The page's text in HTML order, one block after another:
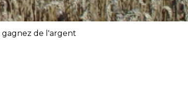
gagnez de l'argent